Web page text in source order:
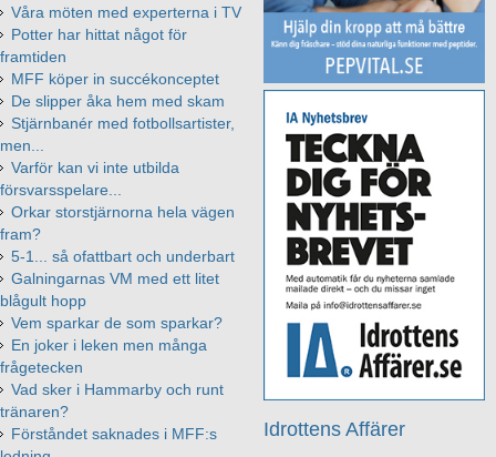
Idrottens Affärer
Våra möten med experterna i TV
Potter har hittat något för
framtiden
MFF köper in succékonceptet
De slipper åka hem med skam
Stjärnbanér med fotbollsartister,
men...
Varför kan vi inte utbilda
försvarsspelare...
Orkar storstjärnorna hela vägen
fram?
5-1... så ofattbart och underbart
Galningarnas VM med ett litet
blågult hopp
Vem sparkar de som sparkar?
En joker i leken men många
frågetecken
Vad sker i Hammarby och runt
tränaren?
Förståndet saknades i MFF:s